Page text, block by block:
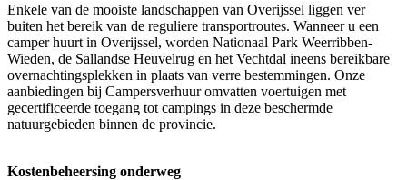
Enkele van de mooiste landschappen van Overijssel liggen ver
buiten het bereik van de reguliere transportroutes. Wanneer u een
camper huurt in Overijssel, worden Nationaal Park Weerribben-
Wieden, de Sallandse Heuvelrug en het Vechtdal ineens bereikbare
overnachtingsplekken in plaats van verre bestemmingen. Onze
aanbiedingen bij Campersverhuur omvatten voertuigen met
gecertificeerde toegang tot campings in deze beschermde
natuurgebieden binnen de provincie.
Kostenbeheersing onderweg